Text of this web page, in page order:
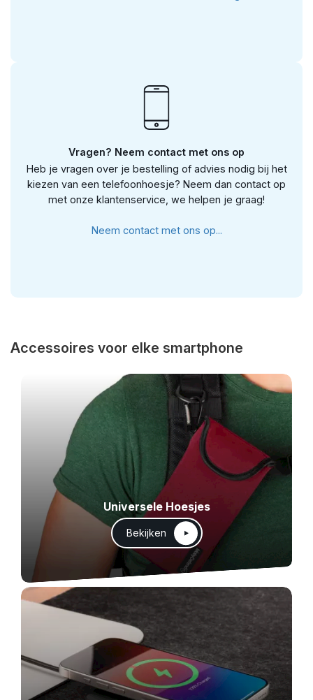
Vragen? Neem contact met ons op
Heb je vragen over je bestelling of advies nodig bij het
kiezen van een telefoonhoesje? Neem dan contact op
met onze klantenservice, we helpen je graag!
Neem contact met ons op...
Accessoires voor elke smartphone
Universele Hoesjes
Bekijken